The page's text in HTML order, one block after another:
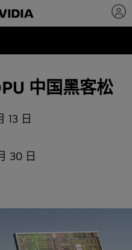
中国黑客松
13 日
30 日